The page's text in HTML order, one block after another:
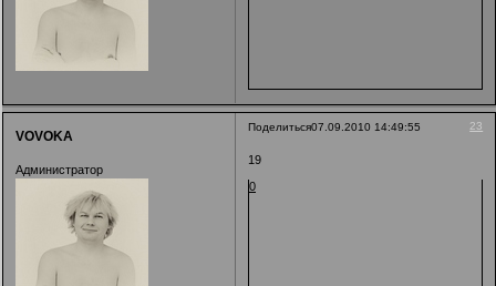
Поделиться 23
07.09.2010 14:49:55
VOVOKA
Администратор
19
0